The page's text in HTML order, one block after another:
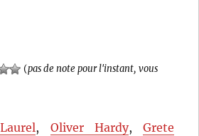
(pas de note pour l'instant, vous
, Oliver Hardy, Grete